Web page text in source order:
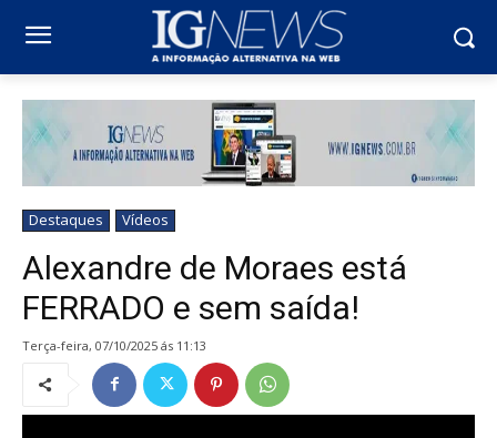
Destaques Vídeos
Alexandre de Moraes está
FERRADO e sem saída!
terça-feira, 07/10/2025 ás 11:13